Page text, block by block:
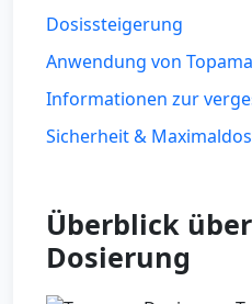
Dosissteigerung
Anwendung von
Informationen zur
Sicherheit &
Überblick
Dosierung